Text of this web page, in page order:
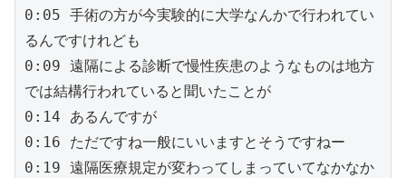
0:05 手術の方が今実験的に大学なんかで行われてい
るんですけれども
0:09 遠隔による診断で慢性疾患のようなものは地方
では結構行われていると聞いたことが
0:14 あるんですが
0:16 ただですね一般にいいますとそうですねー
0:19 遠隔医療規定が変わってしまっていてなかなか